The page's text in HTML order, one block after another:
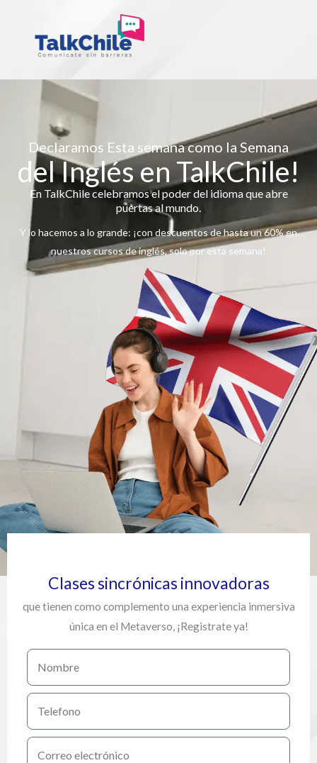
Declaramos Esta semana como la Semana
del Inglés en TalkChile!
En TalkChile celebramos el poder del idioma que abre
puertas al mundo.
Y lo hacemos a lo grande: ¡con descuentos de hasta un 60% en
nuestros cursos de inglés, solo por esta semana!
Clases sincrónicas innovadoras
que tienen como complemento una experiencia inmersiva
única en el Metaverso, ¡Registrate ya!